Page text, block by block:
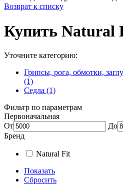
Возврат к списку
Купить Natural
Уточните категорию:
Грипсы, рога, обмотки,
(1)
Седла (1)
Фильтр по параметрам
Первоначальная
От
До
Бренд
Natural Fit
Показать
Сбросить